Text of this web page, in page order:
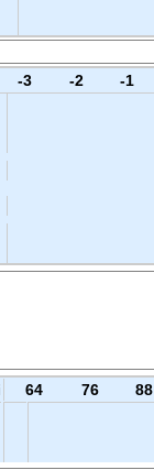
-3 -2 -1
64 76 88